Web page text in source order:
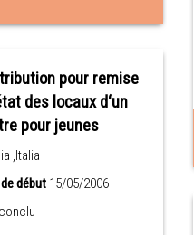
pour remise
des locaux d‘un
pour jeunes
,Italia
début15/05/2006
conclu